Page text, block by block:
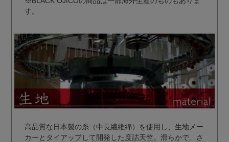
す。
高品質な日本製の糸（中長繊維綿）を使用し、生地メー
カーとタイアップして開発した度詰天竺。滑らかで、さ